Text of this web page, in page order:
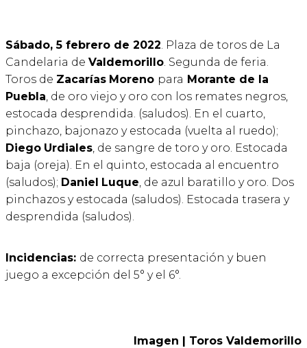
Sábado, 5 febrero de 2022. Plaza de toros de La
Candelaria de Valdemorillo. Segunda de feria.
Toros de Zacarías Moreno para Morante de la
Puebla, de oro viejo y oro con los remates negros,
estocada desprendida. (saludos). En el cuarto,
pinchazo, bajonazo y estocada (vuelta al ruedo);
Diego Urdiales, de sangre de toro y oro. Estocada
baja (oreja). En el quinto, estocada al encuentro
(saludos); Daniel Luque, de azul baratillo y oro. Dos
pinchazos y estocada (saludos). Estocada trasera y
desprendida (saludos).
Incidencias: de correcta presentación y buen
juego a excepción del 5° y el 6°.
Imagen | Toros Valdemorillo